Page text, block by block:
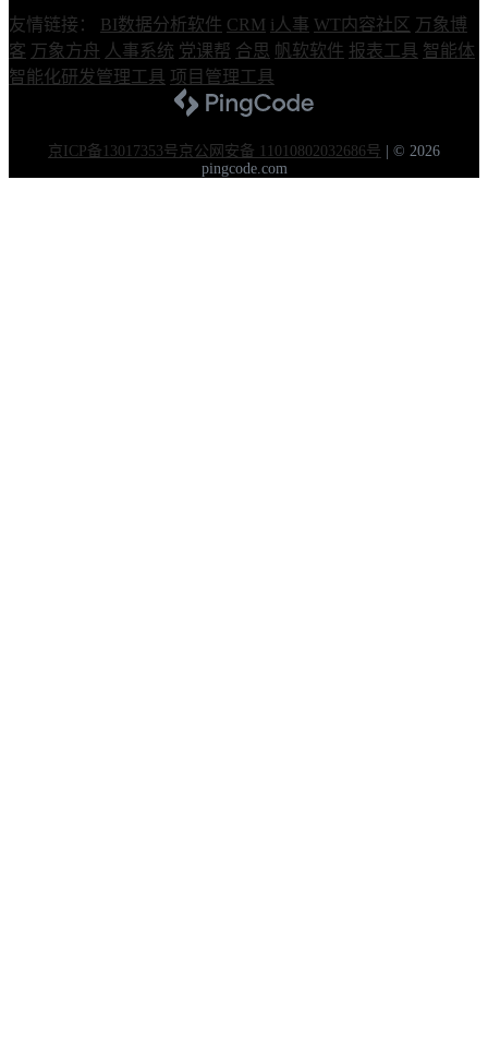
友情链接： BI数据分析软件 CRM i人事 WT内容社区 万象博
客 万象方舟 人事系统 党课帮 合思 帆软软件 报表工具 智能体
智能化研发管理工具 项目管理工具
京ICP备13017353号京公网安备 11010802032686号
© 2026
pingcode.com